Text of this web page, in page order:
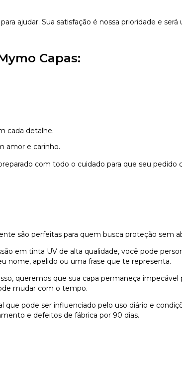
ajudar. Sua satisfação é nossa prioridade e
Capas:
cada detalhe.
amor e carinho.
com todo o cuidado para que seu
são perfeitas para quem busca proteção sem
em tinta UV de alta qualidade, você pode
nome, apelido ou uma frase que te representa.
queremos que sua capa permaneça
mudar com o tempo.
pode ser influenciado pelo uso diário e
e defeitos de fábrica por 90 dias.